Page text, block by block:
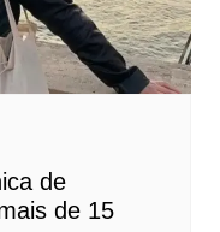
de
de 15